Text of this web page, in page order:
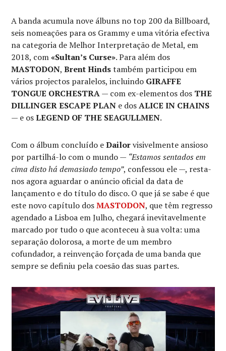
A banda acumula nove álbuns no top 200 da Billboard,
seis nomeações para os Grammy e uma vitória efectiva
na categoria de Melhor Interpretação de Metal, em
2018, com«Sultan’s Curse». Para além dos
MASTODON,Brent Hindstambém participou em
vários projectos paralelos, incluindo GIRAFFE
TONGUE ORCHESTRA— com ex-elementos dos THE
DILLINGER ESCAPE PLAN e dosALICE IN CHAINS
— e osLEGEND OF THE SEAGULLMEN.
Com o álbum concluído eDailorvisivelmente ansioso
por partilhá-lo com o mundo — “Estamos sentados em
cima disto há demasiado tempo”, confessou ele —, resta-
nos agora aguardar o anúncio oficial da data de
lançamento e do título do disco. O que já se sabe é que
este novo capítulo dosMASTODON, que têm regresso
agendado a Lisboa em Julho, chegará inevitavelmente
marcado por tudo o que aconteceu à sua volta: uma
separação dolorosa, a morte de um membro
cofundador, a reinvenção forçada de uma banda que
sempre se definiu pela coesão das suas partes.